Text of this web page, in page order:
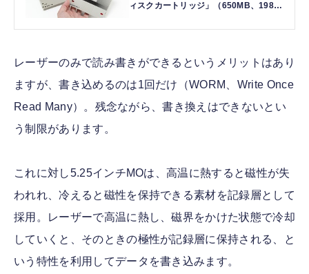
ィスクカートリッジ」（650MB、1987
レーザーのみで読み書きができるというメリットはあり
ますが、書き込めるのは1回だけ（WORM、Write Once
Read Many）。残念ながら、書き換えはできないとい
う制限があります。
これに対し5.25インチMOは、高温に熱すると磁性が失
われれ、冷えると磁性を保持できる素材を記録層として
採用。レーザーで高温に熱し、磁界をかけた状態で冷却
していくと、そのときの極性が記録層に保持される、と
いう特性を利用してデータを書き込みます。